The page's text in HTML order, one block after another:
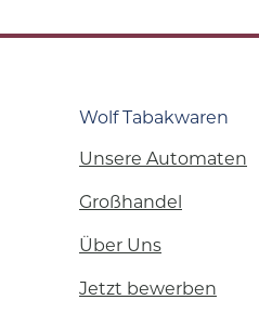
Wolf Tabakwaren
Unsere Automaten
Großhandel
Über Uns
Jetzt bewerben